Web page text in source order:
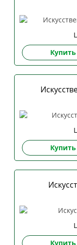
Купить
Купить
Купить